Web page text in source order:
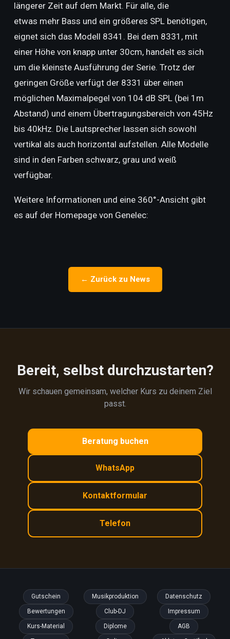
längerer Zeit auf dem Markt. Für alle, die
etwas mehr Bass und ein größeres SPL benötigen,
eignet sich das Modell 8341. Bei dem 8331, mit
einer Höhe von knapp unter 30cm, handelt es sich
um die kleinste Ausführung der Serie. Trotz der
geringen Größe verfügt der 8331 über einen
möglichen Maximalpegel von 104 dB SPL (bei 1m
Abstand) und einem Übertragungsbereich von 45Hz
bis 40kHz. Die Lautsprecher lassen sich sowohl
vertikal als auch horizontal aufstellen. Alle Modelle
sind in den Farben schwarz, grau und weiß
verfügbar.
Weitere Informationen und eine 360°-Ansicht gibt
es auf der Homepage von Genelec:
← Zurück zu News
Bereit, selbst durchzustarten?
Wir schauen gemeinsam, welcher Kurs zu deinem Ziel
passt.
Beratung buchen
WhatsApp
Kontaktformular
Telefon
Gutschein
Bewertungen
Kurs-Material
Musikproduktion
Club-DJ
Diplome
Datenschutz
Impressum
AGB